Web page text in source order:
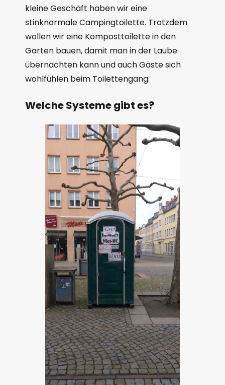
kleine Geschäft haben wir eine
stinknormale Campingtoilette. Trotzdem
wollen wir eine Komposttoilette in den
Garten bauen, damit man in der Laube
übernachten kann und auch Gäste sich
wohlfühlen beim Toilettengang.
Welche Systeme gibt es?